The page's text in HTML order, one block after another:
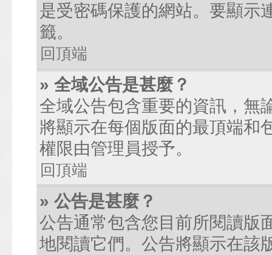
是受密碼保護的網站。要顯示
籤。
回頂端
» 全域公告是甚麼？
全域公告包含重要的資訊，無
將顯示在每個版面的最頂端和
權限由管理員授予。
回頂端
» 公告是甚麼？
公告通常包含您目前所閱讀版
地閱讀它們。公告將顯示在該